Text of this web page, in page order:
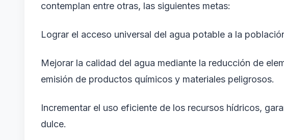
contemplan entre otras, las siguientes metas:
Lograr el acceso universal del agua potable a la
Mejorar la calidad del agua mediante la reducción de
emisión de productos químicos y materiales peligrosos.
Incrementar el uso eficiente de los recursos hídricos,
dulce.